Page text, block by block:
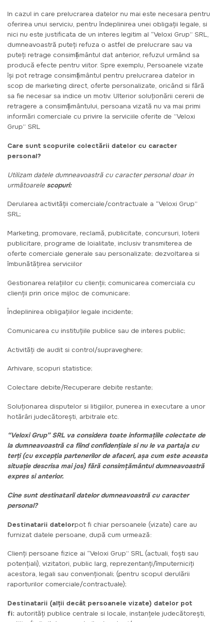
In cazul in care prelucrarea datelor nu mai este necesara pentru
oferirea unui serviciu, pentru îndeplinirea unei obligații legale, si
nici nu este justificata de un interes legitim al “Veloxi Grup” SRL,
dumneavoastră puteți refuza o astfel de prelucrare sau va
puteți retrage consimțământul dat anterior, refuzul urmând sa
producă efecte pentru viitor. Spre exemplu, Persoanele vizate
își pot retrage consimțământul pentru prelucrarea datelor in
scop de marketing direct, oferte personalizate, oricând si fără
sa fie necesar sa indice un motiv. Ulterior soluționării cererii de
retragere a consimțământului, persoana vizată nu va mai primi
informări comerciale cu privire la serviciile oferite de ”Veloxi
Grup” SRL
Care sunt scopurile colectării datelor cu caracter
personal?
Utilizam datele dumneavoastră cu caracter personal doar in
următoarele scopuri:
Derularea activității comerciale/contractuale a “Veloxi Grup”
SRL;
Marketing, promovare, reclamă, publicitate, concursuri, loterii
publicitare, programe de loialitate, inclusiv transmiterea de
oferte comerciale generale sau personalizate; dezvoltarea si
îmbunătățirea serviciilor
Gestionarea relațiilor cu clienții; comunicarea comerciala cu
clienții prin orice mijloc de comunicare;
Îndeplinirea obligațiilor legale incidente;
Comunicarea cu instituțiile publice sau de interes public;
Activități de audit si control/supraveghere;
Arhivare, scopuri statistice;
Colectare debite/Recuperare debite restante;
Soluționarea disputelor si litigiilor, punerea in executare a unor
hotărâri judecătorești, arbitrale etc.
“Veloxi Grup” SRL va considera toate informațiile colectate de
la dumneavoastră ca fiind confidențiale si nu le va partaja cu
terți (cu excepția partenerilor de afaceri, așa cum este aceasta
situație descrisa mai jos) fără consimțământul dumneavoastră
expres si anterior.
Cine sunt destinatarii datelor dumneavoastră cu caracter
personal?
Destinatarii datelorpot fi chiar persoanele (vizate) care au
furnizat datele persoane, după cum urmează:
Clienți persoane fizice ai “Veloxi Grup” SRL (actuali, foști sau
potențiali), vizitatori, public larg, reprezentanți/împuterniciți
acestora, legali sau convenționali; (pentru scopul derulării
raporturilor comerciale/contractuale);
Destinatarii (alții decât persoanele vizate) datelor pot
fi: autorități publice centrale si locale, instanțele judecătorești,